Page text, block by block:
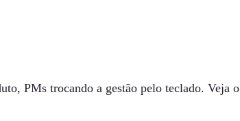
PMs trocando a gestão pelo teclado. Veja o